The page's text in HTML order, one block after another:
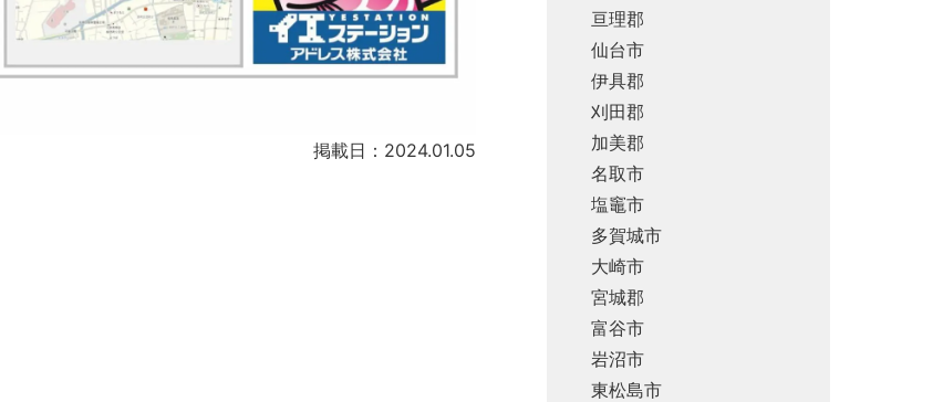
掲載日：2024.01.05
亘理郡
仙台市
伊具郡
刈田郡
加美郡
名取市
塩竈市
多賀城市
大崎市
宮城郡
富谷市
岩沼市
東松島市